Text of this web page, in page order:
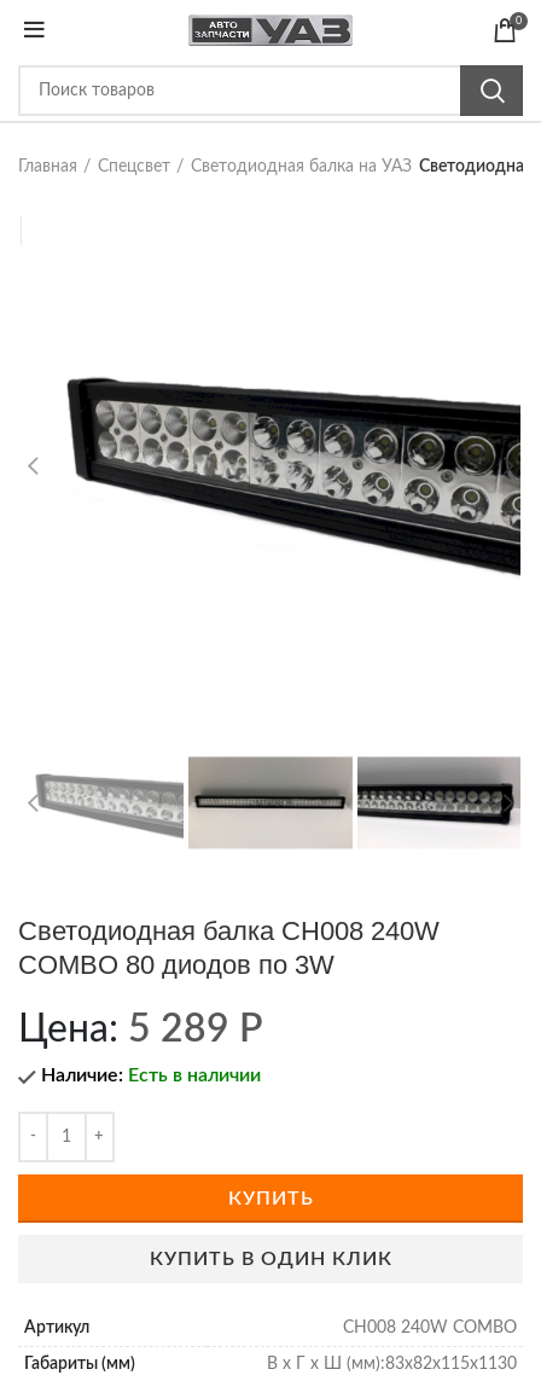
0
Главная Спецсвет Светодиодная балка на УАЗ Светодиодная
Светодиодная балка CH008 240W
COMBO 80 диодов по 3W
Цена: 5 289 Р
Наличие: Есть в наличии
КУПИТЬ
КУПИТЬ В ОДИН КЛИК
Артикул CH008 240W COMBO
Габариты (мм) В х Г х Ш (мм):83х82х115х1130